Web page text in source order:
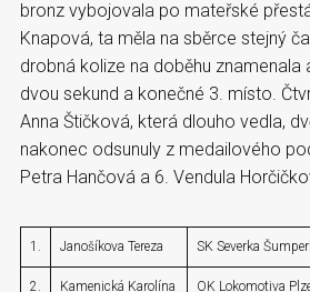
bronz vybojovala po mateřské
Knapová, ta měla na sběrce stejný
drobná kolize na doběhu znamenala
dvou sekund a konečné 3. místo.
Anna Štičková, která dlouho vedla,
nakonec odsunuly z medailového
Petra Hančová a 6. Vendula
1. Janošíkova Tereza SK Severka
2. Kamenická Karolína OK Lokomotiva